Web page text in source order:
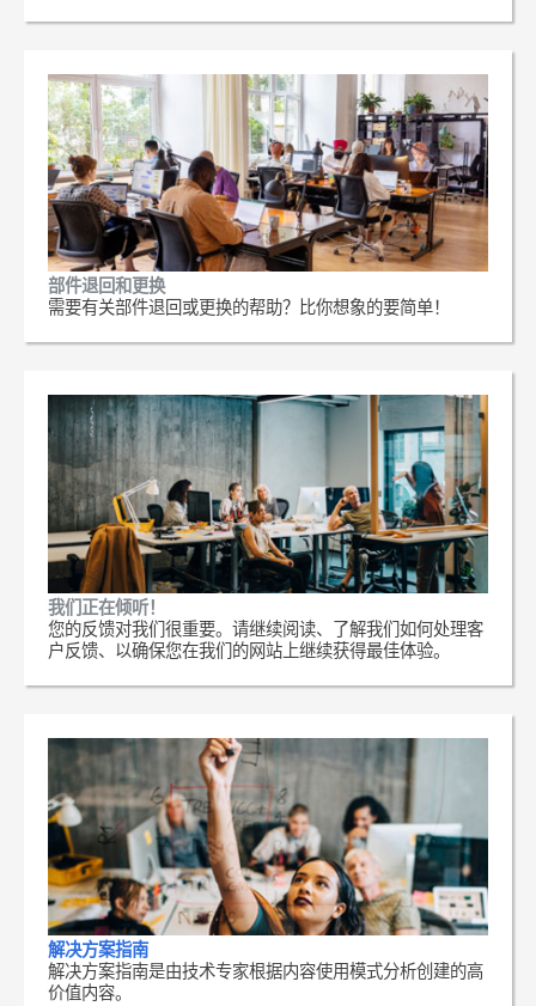
部件退回和更换
需要有关部件退回或更换的帮助？比你想象的要简单！
我们正在倾听！
您的反馈对我们很重要。请继续阅读、了解我们如何处理客
户反馈、以确保您在我们的网站上继续获得最佳体验。
解决方案指南
解决方案指南是由技术专家根据内容使用模式分析创建的高
价值内容。